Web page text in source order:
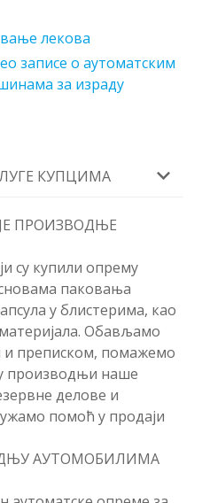
лекова
записе о аутоматским
за израду
КУПЦИМА
ПРОИЗВОДЊЕ
су купили опрему
паковања
у блистерима, као
Обављамо
и преписком, помажемо
производњи наше
делове и
помоћ у продаји
АУТОМОБИЛИМА